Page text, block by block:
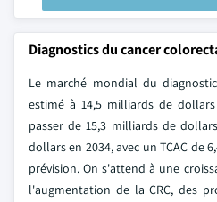
Diagnostics du cancer
Le marché mondial du
estimé à 14,5 milliards de
passer de 15,3 milliards de
dollars en 2034, avec un TCAC de
prévision. On s'attend à une
l'augmentation de la CRC, des